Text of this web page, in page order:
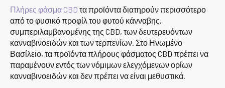
Πλήρες φάσμα CBD τα προϊόντα διατηρούν περισσότερο
από το φυσικό προφίλ του φυτού κάνναβης,
συμπεριλαμβανομένης της CBD, των δευτερευόντων
κανναβινοειδών και των τερπενίων. Στο Ηνωμένο
Βασίλειο, τα προϊόντα πλήρους φάσματος CBD πρέπει να
παραμένουν εντός των νόμιμων ελεγχόμενων ορίων
κανναβινοειδών και δεν πρέπει να είναι μεθυστικά.